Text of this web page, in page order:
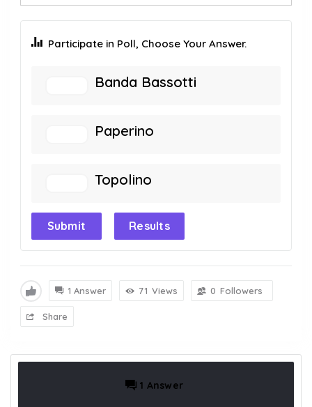
Participate in Poll, Choose Your Answer.
Banda Bassotti
Paperino
Topolino
Submit Results
1 Answer 71 Views 0 Followers
Share
1 Answer